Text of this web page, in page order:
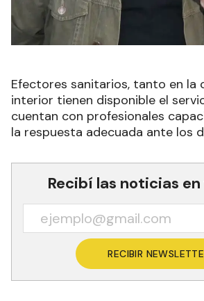
Efectores sanitarios, tanto en la
interior tienen disponible el
cuentan con profesionales
la respuesta adecuada ante los
Recibí las noticias
RECIBIR